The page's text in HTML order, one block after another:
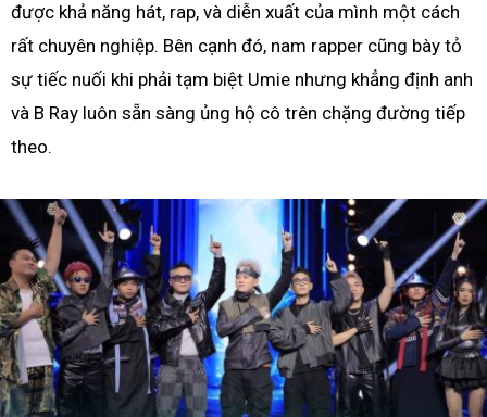
được khả năng hát, rap, và diễn xuất của mình một cách
rất chuyên nghiệp. Bên cạnh đó, nam rapper cũng bày tỏ
sự tiếc nuối khi phải tạm biệt Umie nhưng khẳng định anh
và B Ray luôn sẵn sàng ủng hộ cô trên chặng đường tiếp
theo.